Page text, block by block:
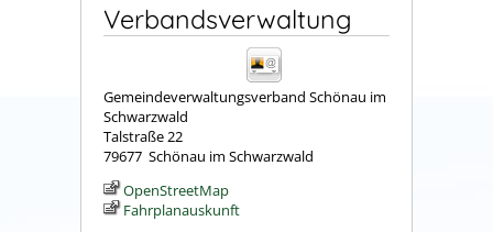
Verbandsverwaltung
Gemeindeverwaltungsverband Schönau im
Schwarzwald
Talstraße 22
79677 Schönau im Schwarzwald
OpenStreetMap
Fahrplanauskunft